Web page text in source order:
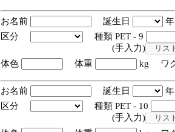
お名前 誕生日
区分
種類 PET - 9
(手入力)
体色
体重 kg ワ
お名前 誕生日
区分
種類 PET - 10
(手入力)